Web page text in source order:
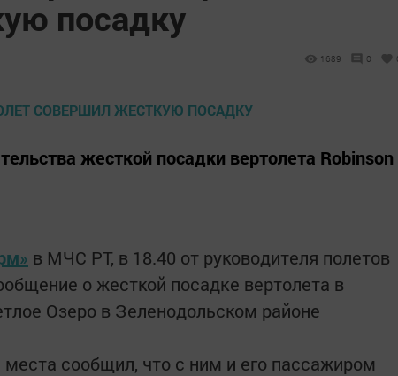
посадку
1689 0
жесткой посадки вертолета Robinson
в МЧС РТ, в 18.40 от руководителя полетов
о жесткой посадке вертолета в
Озеро в Зеленодольском районе
сообщил, что с ним и его пассажиром